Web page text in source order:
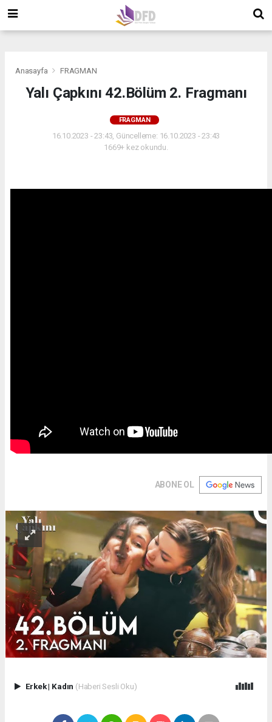
Anasayfa FRAGMAN
Yalı Çapkını 42.Bölüm 2. Fragmanı
FRAGMAN
16.10.2023 - 23:43, Güncelleme: 16.10.2023 - 23:43
1669+ kez okundu.
ABONE OL
Erkek| Kadın (Haberi Sesli Oku)